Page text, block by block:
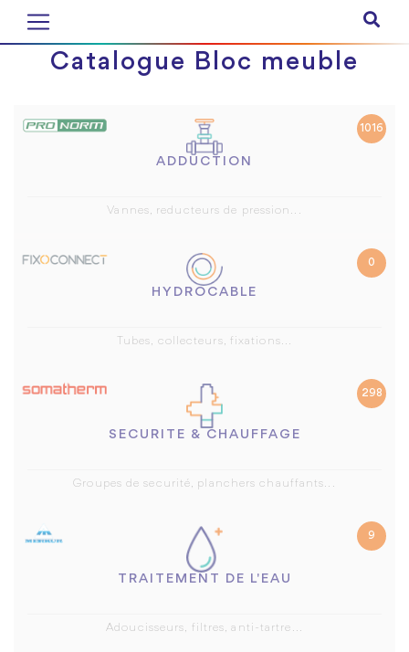
Catalogue Bloc meuble
1016
ADDUCTION
Vannes, reducteurs de pression...
0
HYDROCABLE
Tubes, collecteurs, fixations...
298
SECURITE & CHAUFFAGE
Groupes de securité, planchers chauffants...
9
TRAITEMENT DE L'EAU
Adoucisseurs, filtres, anti-tartre...